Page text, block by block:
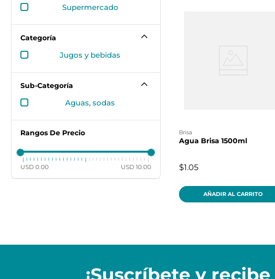
supermercado
Categoría
jugos y bebidas
Sub-Categoría
aguas, sodas
Rangos De Precio
USD 0.00 USD 10.00
brisa
Agua Brisa 1500ml
$1.05
AÑADIR AL CARRITO
¡Suscríbete y recibe